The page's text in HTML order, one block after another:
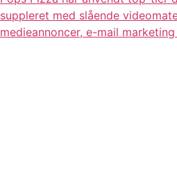
suppleret med slående
medieannoncer, e-mail